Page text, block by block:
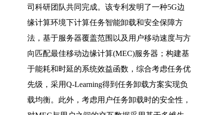
司科研团队共同完成。该专利发明了一种5G边
缘计算环境下计算任务智能卸载和安全保障方
法，基于服务器覆盖范围以及用户移动速度与方
向匹配最佳移动边缘计算(MEC)服务器；构建基
于能耗和时延的系统效益函数，综合考虑任务优
先级，采用Q-Learning得到任务卸载方案实现负
载均衡。此外，考虑用户任务卸载时的安全性，